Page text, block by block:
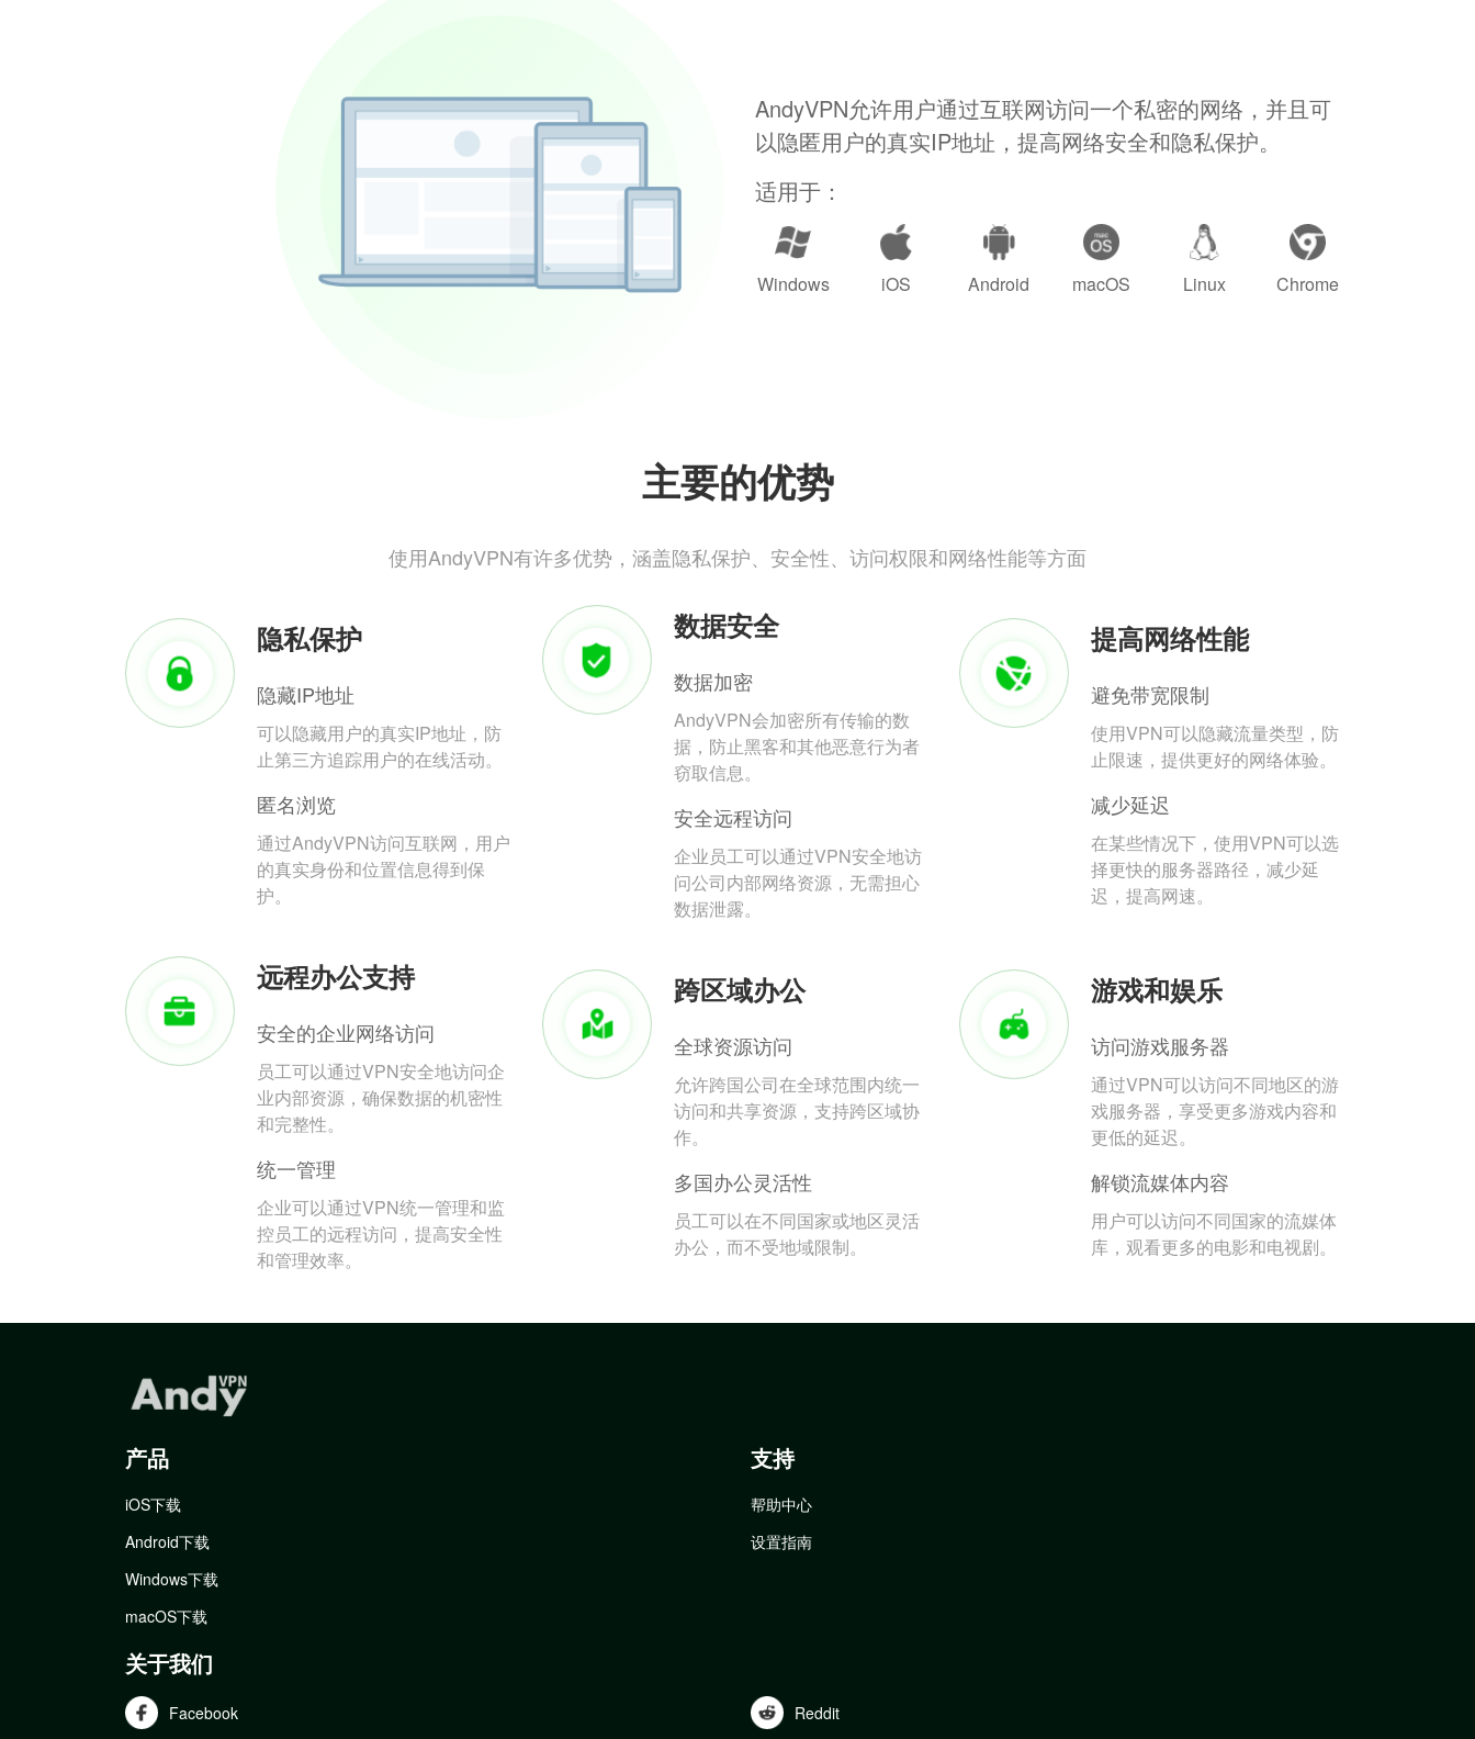
AndyVPN允许用户通过互联网访问一个私密的网络，并且可
以隐匿用户的真实IP地址，提高网络安全和隐私保护。
适用于：
Windows iOS Android macOS Linux Chrome
主要的优势
使用AndyVPN有许多优势，涵盖隐私保护、安全性、访问权限和网络性能等方面
隐私保护
隐藏IP地址
可以隐藏用户的真实IP地址，防
止第三方追踪用户的在线活动。
匿名浏览
通过AndyVPN访问互联网，用户
的真实身份和位置信息得到保
护。
数据安全
数据加密
AndyVPN会加密所有传输的数
据，防止黑客和其他恶意行为者
窃取信息。
安全远程访问
企业员工可以通过VPN安全地访
问公司内部网络资源，无需担心
数据泄露。
提高网络性能
避免带宽限制
使用VPN可以隐藏流量类型，防
止限速，提供更好的网络体验。
减少延迟
在某些情况下，使用VPN可以选
择更快的服务器路径，减少延
迟，提高网速。
远程办公支持
安全的企业网络访问
员工可以通过VPN安全地访问企
业内部资源，确保数据的机密性
和完整性。
统一管理
企业可以通过VPN统一管理和监
控员工的远程访问，提高安全性
和管理效率。
跨区域办公
全球资源访问
允许跨国公司在全球范围内统一
访问和共享资源，支持跨区域协
作。
多国办公灵活性
员工可以在不同国家或地区灵活
办公，而不受地域限制。
游戏和娱乐
访问游戏服务器
通过VPN可以访问不同地区的游
戏服务器，享受更多游戏内容和
更低的延迟。
解锁流媒体内容
用户可以访问不同国家的流媒体
库，观看更多的电影和电视剧。
产品
iOS下载
Android下载
Windows下载
macOS下载
支持
帮助中心
设置指南
关于我们
Facebook Reddit